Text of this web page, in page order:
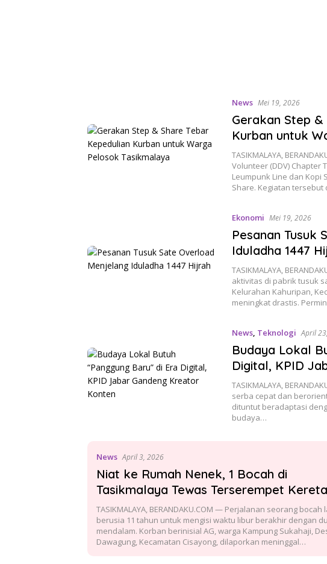
News Mei 19, 2026
Gerakan Step
Kurban untuk
TASIKMALAYA,
Volunteer (DDV) Chapter
Leumpunk Line dan Kopi
Share. Kegiatan
Ekonomi Mei 19, 2026
Pesanan Tusuk
Iduladha 1447
TASIKMALAYA,
aktivitas di pabrik tusuk
Kelurahan Kahuripan,
meningkat drastis.
News, Teknologi April
Budaya Lokal
Digital, KPID
TASIKMALAYA,
serba cepat dan
dituntut beradaptasi
budaya…
News April 3, 2026
Niat ke Rumah Nenek, 1 Bocah di
Tasikmalaya Tewas Terserempet
TASIKMALAYA, BERANDAKU.COM — Perjalanan seorang bocah
berusia 11 tahun untuk mengisi waktu libur berakhir dengan
mendalam. Korban berinisial AG, warga Kampung Sukahaji,
Dawagung, Kecamatan Cisayong, dilaporkan meninggal…